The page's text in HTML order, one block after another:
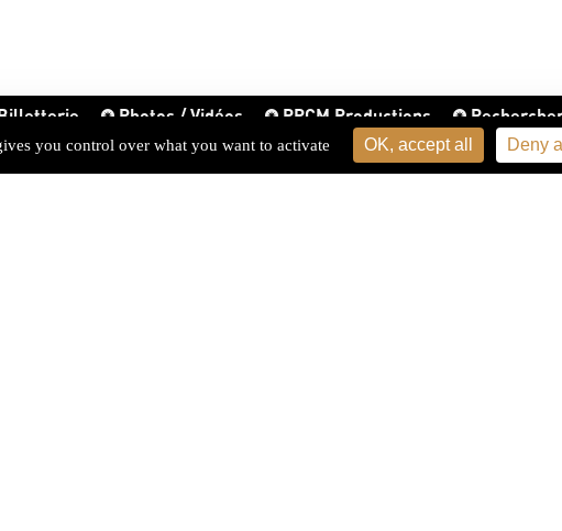
Photos / Vidéos PPCM Productions
you control over what you want to activate OK, accept all Deny